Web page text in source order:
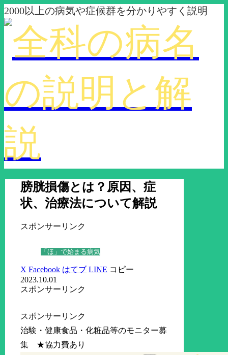
2000以上の病気や症候群を分かりやすく説明
膀胱損傷とは？原因、症
状、治療法について解説
スポンサーリンク
「ほ」で始まる病気
X Facebook はてブ LINE コピー
2023.10.01
スポンサーリンク
スポンサーリンク
治験・健康食品・化粧品等のモニター募
集 ★協力費あり